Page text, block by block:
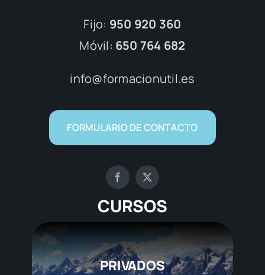
Fijo: 950 920 360
Móvil: 650 764 682
info@formacionutil.es
FORMULARIO DE CONTACTO
CURSOS
PRIVADOS